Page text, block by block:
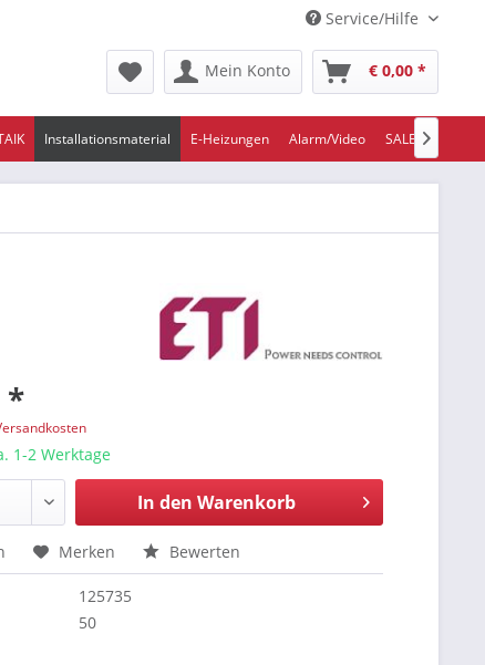
Service/Hilfe
Mein Konto € 0,00 *
Installationsmaterial E-Heizungen Alarm/Video SALE/ 
*
1-2 Werktage
In den Warenkorb
Merken Bewerten
125735
50